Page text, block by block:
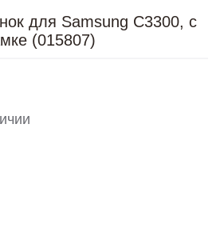
для Samsung C3300, с
(015807)